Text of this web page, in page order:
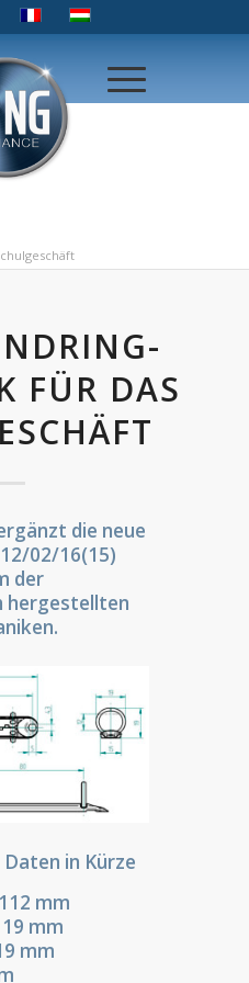
FÜR DAS
die neue
02/16(15)
der
hergestellten
in Kürze
mm
mm
mm